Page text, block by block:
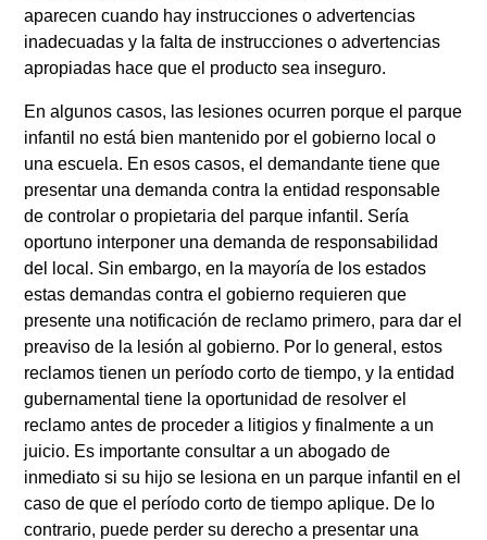
aparecen cuando hay instrucciones o advertencias
inadecuadas y la falta de instrucciones o advertencias
apropiadas hace que el producto sea inseguro.
En algunos casos, las lesiones ocurren porque el parque
infantil no está bien mantenido por el gobierno local o
una escuela. En esos casos, el demandante tiene que
presentar una demanda contra la entidad responsable
de controlar o propietaria del parque infantil. Sería
oportuno interponer una demanda de responsabilidad
del local. Sin embargo, en la mayoría de los estados
estas demandas contra el gobierno requieren que
presente una notificación de reclamo primero, para dar el
preaviso de la lesión al gobierno. Por lo general, estos
reclamos tienen un período corto de tiempo, y la entidad
gubernamental tiene la oportunidad de resolver el
reclamo antes de proceder a litigios y finalmente a un
juicio. Es importante consultar a un abogado de
inmediato si su hijo se lesiona en un parque infantil en el
caso de que el período corto de tiempo aplique. De lo
contrario, puede perder su derecho a presentar una